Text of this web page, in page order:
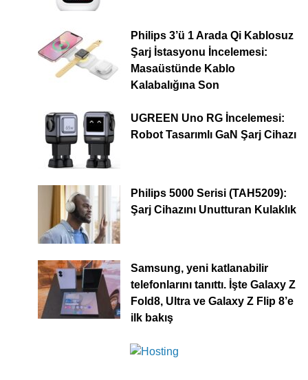
Philips 3’ü 1 Arada Qi Kablosuz
Şarj İstasyonu İncelemesi:
Masaüstünde Kablo
Kalabalığına Son
UGREEN Uno RG İncelemesi:
Robot Tasarımlı GaN Şarj Cihazı
Philips 5000 Serisi (TAH5209):
Şarj Cihazını Unutturan Kulaklık
Samsung, yeni katlanabilir
telefonlarını tanıttı. İşte Galaxy Z
Fold8, Ultra ve Galaxy Z Flip 8’e
ilk bakış